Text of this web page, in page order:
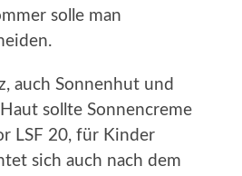
solle man
auch Sonnenhut und
sollte Sonnencreme
LSF 20, für Kinder
sich auch nach dem